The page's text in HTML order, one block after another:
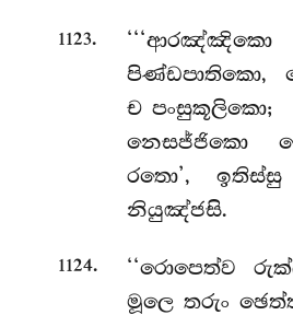
1123.
පිණ්ඩපාතිකො,
ච පංසුකූලිකො;
නෙසජ්ජිකො
රතො’,
නියුඤ්ජසි.
1124. ‘‘රොපෙත්ව
මූලෙ තරුං